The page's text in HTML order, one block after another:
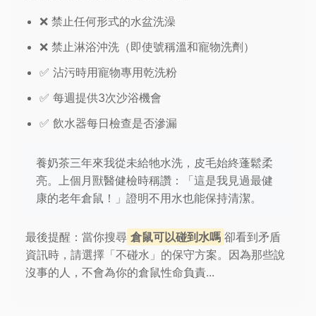
❌ 禁止任何形式的水盆洗澡
❌ 禁止淋浴沖洗（即使號稱溫和寵物洗劑）
✅ 沾污時用寵物專用乾洗粉
✅ 每週提供3次沙浴機會
✅ 飲水器每日檢查是否滲漏
養奶茶三年來我從未給牠水洗，皮毛始終蓬鬆柔
亮。上個月獸醫健檢時稱讚：「這是我見過最健
康的老年倉鼠！」證明不用水也能保持清潔。
最後提醒：當你搜尋 倉鼠可以碰到水嗎 卻看到矛盾
資訊時，請選擇「不碰水」的保守方案。因為那些說
沒事的人，不會為你的倉鼠性命負責...